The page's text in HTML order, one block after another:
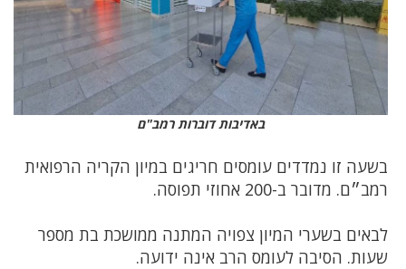
באדיבות דוברות רמב"ם
בשעה זו נמדדים עומסים חריגים במיון הקריה הרפואית
רמב״ם. מדובר ב-200 אחוזי תפוסה.
לבאים בשערי המיון צפויה המתנה ממושכת בת מספר
שעות. הסיבה לעומס הרב אינה ידועה.